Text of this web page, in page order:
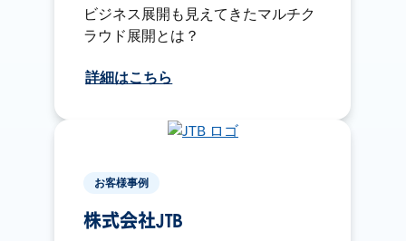
ビジネス展開も見えてきたマルチク
ラウド展開とは？
詳細はこちら
お客様事例
株式会社JTB